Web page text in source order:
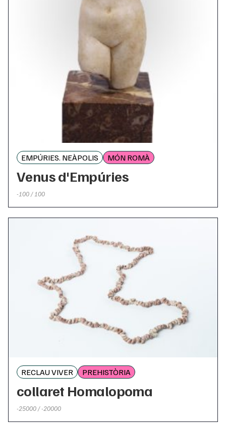
EMPÚRIES. NEÀPOLIS MÓN ROMÀ
Venus d'Empúries
-100 / 100
RECLAU VIVER PREHISTÒRIA
collaret Homalopoma
-25000 / -20000